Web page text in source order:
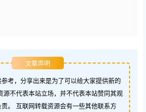
文章声明
考，分享出来是为了可以给大家提供新的
源不代表本站立场，并不代表本站赞同其观
。 互联网转载资源会有一些其他联系方